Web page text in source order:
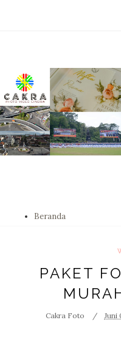
Beranda
PAKET
Cakra Foto Juni